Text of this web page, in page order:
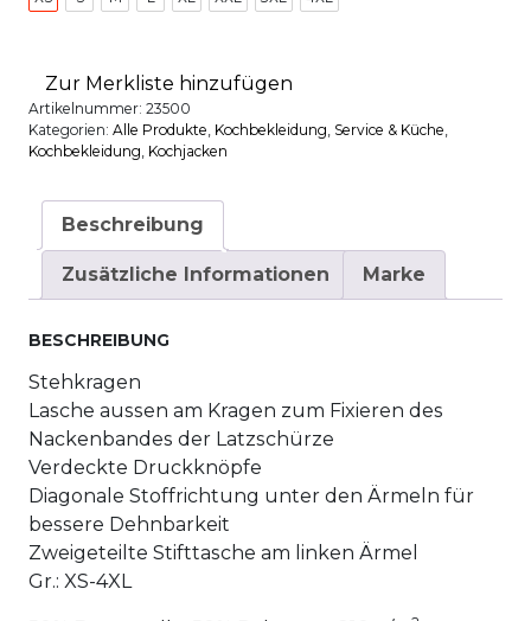
Zur Merkliste hinzufügen
Artikelnummer: 23500
Kategorien: Alle Produkte, Kochbekleidung, Service & Küche,
Kochbekleidung, Kochjacken
Beschreibung
Zusätzliche Informationen Marke
BESCHREIBUNG
Stehkragen
Lasche aussen am Kragen zum Fixieren des
Nackenbandes der Latzschürze
Verdeckte Druckknöpfe
Diagonale Stoffrichtung unter den Ärmeln für
bessere Dehnbarkeit
Zweigeteilte Stifttasche am linken Ärmel
Gr.: XS-4XL